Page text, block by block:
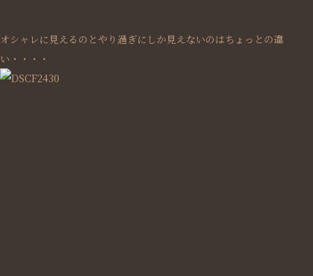
オシャレに見えるのとやり過ぎにしか見えないのはちょっとの違
い・・・・